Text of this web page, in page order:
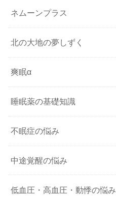
ネムーンプラス
北の大地の夢しずく
爽眠α
睡眠薬の基礎知識
不眠症の悩み
中途覚醒の悩み
低血圧・高血圧・動悸の悩み